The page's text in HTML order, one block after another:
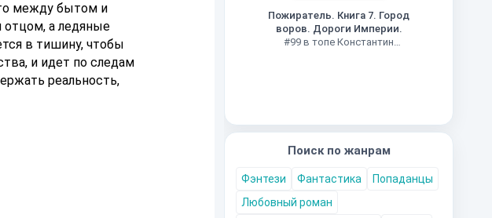
Пожиратель. Книга 7. Город
воров. Дороги Империи.
#99 в топе Константин
Поиск по жанрам
Фэнтези Фантастика
Попаданцы
Любовный роман
между бытом и
отцом, а ледяные
в тишину, чтобы
и идет по следам
реальность,